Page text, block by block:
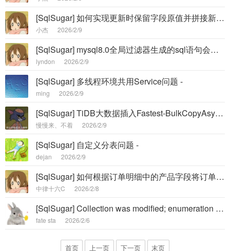
[SqlSugar] 如何实现更新时保留字段原值并拼接新值 -
小杰 2026/2/9
[SqlSugar] mysql8.0全局过滤器生成的sql语句会添加重复条件 -
lyndon 2026/2/9
[SqlSugar] 多线程环境共用Service问题 -
ming 2026/2/9
[SqlSugar] TiDB大数据插入Fastest-BulkCopyAsync存在BUG，已验证 -
慢慢来、不着 2026/2/9
[SqlSugar] 自定义分表问题 -
dejan 2026/2/9
[SqlSugar] 如何根据订单明细中的产品字段将订单单头查询 -
中律十六C 2026/2/8
[SqlSugar] Collection was modified; enumeration operation may not exec -
fate sta 2026/2/6
首页 上一页 下一页 末页